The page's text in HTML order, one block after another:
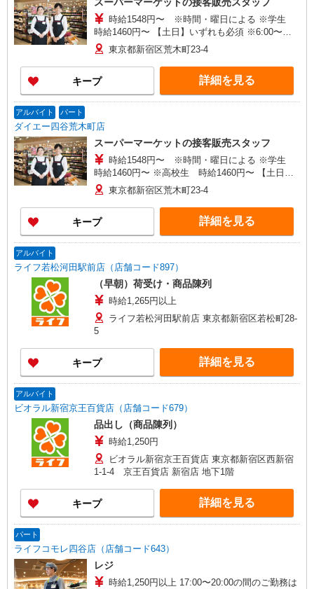
時給1548円〜 ※時間・曜日による ※学生
時給1460円〜 【土日】いずれも必須 ※6:00〜
8:00 時給＋100円
東京都新宿区荒木町23-4
キープ 詳細を見る
アルバイト パート
ダイエー四谷荒木町店
スーパーマーケットの接客販売スタッフ
時給1548円〜 ※時間・曜日による ※学生
時給1460円〜 ※高校生 時給1460円〜 【土日】
どちらか必須 ※6:00〜8:00 時給＋100円
東京都新宿区荒木町23-4
キープ 詳細を見る
アルバイト
ライフ若松河田駅前店（店舗コード897）
（早朝）荷受け・商品陳列
時給1,265円以上
ライフ若松河田駅前店 東京都新宿区若松町28-
5
キープ 詳細を見る
アルバイト
ビオラル新宿京王百貨店（店舗コード679）
品出し（商品陳列）
時給1,250円
ビオラル新宿京王百貨店 東京都新宿区西新宿
1-1-4 京王百貨店 新宿店 地下1階
キープ 詳細を見る
パート
ライフコモレ四谷店（店舗コード643）
レジ
時給1,250円以上 17:00〜20:00の間のご勤務は